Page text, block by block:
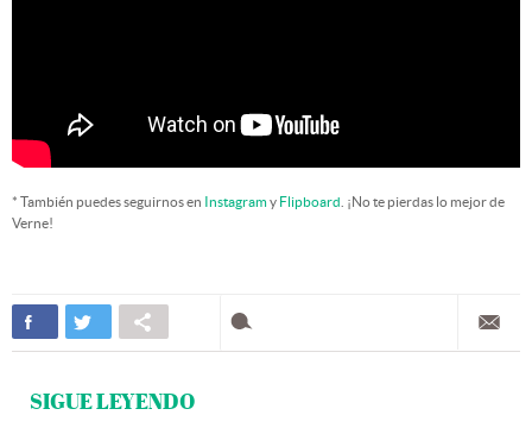
* También puedes seguirnos en Instagramy Flipboard . ¡No te pierdas lo mejor de
Verne!
SIGUE LEYENDO